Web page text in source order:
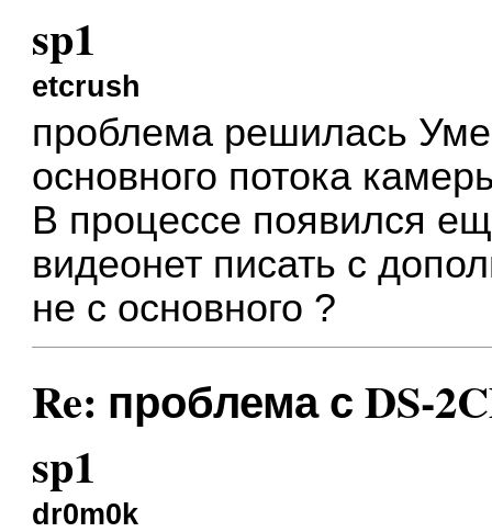
sp1
etcrush
проблема решилась
основного потока
В процессе появился
видеонет писать с
не с основного ?
Re: проблема с DS-
sp1
dr0m0k